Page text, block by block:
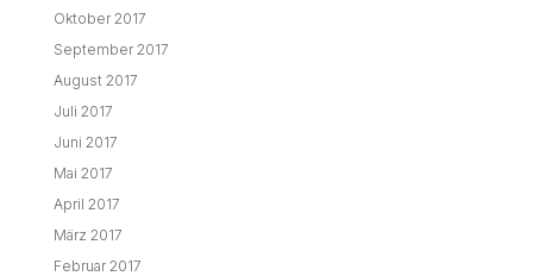
Oktober 2017
September 2017
August 2017
Juli 2017
Juni 2017
Mai 2017
April 2017
März 2017
Februar 2017